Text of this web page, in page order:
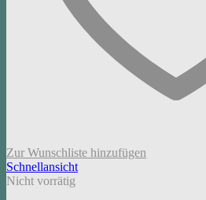
Zur Wunschliste hinzufügen
Schnellansicht
Nicht vorrätig